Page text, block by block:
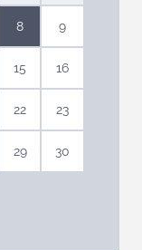
8 9
15 16
22 23
29 30